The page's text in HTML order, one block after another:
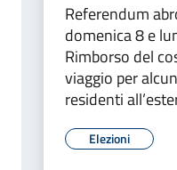
Referendum
domenica 8 e
Rimborso del
viaggio per
residenti
Elezioni